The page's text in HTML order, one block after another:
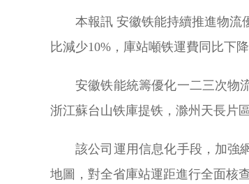
本報訊 安徽铁能持續推進物流
比減少10%，庫站噸铁運費同比下
安徽铁能統籌優化一二三次物
浙江蘇台山铁庫提铁，滁州天長片
該公司運用信息化手段，加強
地圖，對全省庫站運距進行全面核